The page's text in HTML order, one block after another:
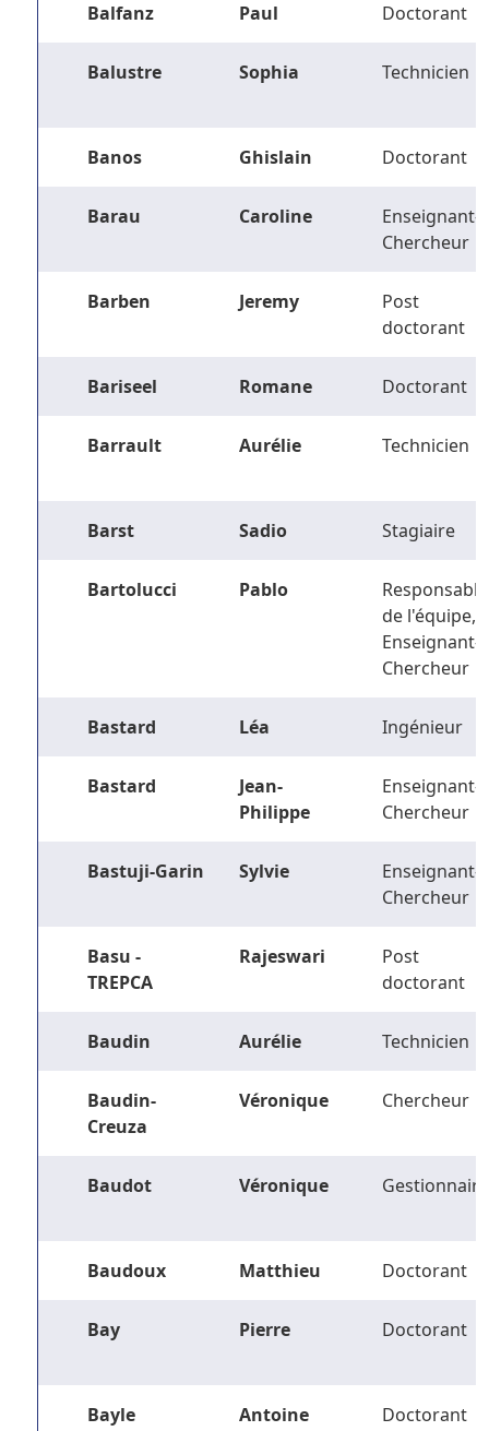
Balfanz Paul Doctorant
Balustre Sophia Technicien
Banos Ghislain Doctorant
Barau Caroline
Enseignant-
Chercheur
Barben Jeremy
Post
doctorant
Bariseel Romane Doctorant
Barrault Aurélie Technicien
Barst Sadio Stagiaire
Bartolucci Pablo
Responsable
de l'équipe,
Enseignant-
Chercheur
Bastard Léa Ingénieur
Bastard
Jean-
Philippe
Enseignant-
Chercheur
Bastuji-Garin Sylvie
Enseignant-
Chercheur
Basu -
TREPCA
Rajeswari
Post
doctorant
Baudin Aurélie Technicien
Baudin-
Creuza
Véronique Chercheur
Baudot Véronique Gestionnaire
Baudoux Matthieu Doctorant
Bay Pierre Doctorant
Bayle Antoine Doctorant